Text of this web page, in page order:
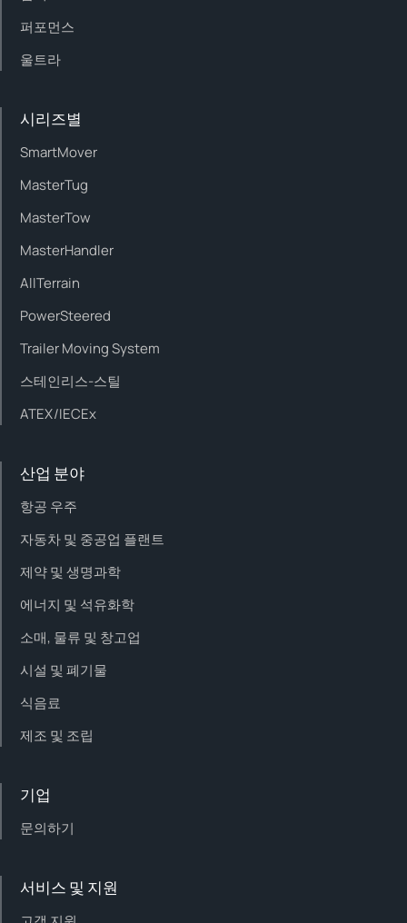
퍼포먼스
울트라
시리즈별
SmartMover
MasterTug
MasterTow
MasterHandler
AllTerrain
PowerSteered
Trailer Moving System
스테인리스-스틸
ATEX/IECEx
산업 분야
항공 우주
자동차 및 중공업 플랜트
제약 및 생명과학
에너지 및 석유화학
소매, 물류 및 창고업
시설 및 폐기물
식음료
제조 및 조립
기업
문의하기
서비스 및 지원